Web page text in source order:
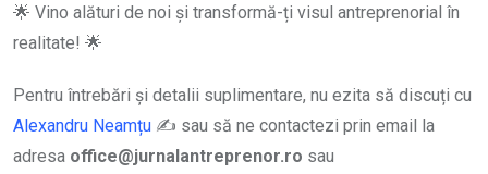
🌟 Vino alături de noi și transformă-ți visul antreprenorial în
realitate! 🌟
Pentru întrebări și detalii suplimentare, nu ezita să discuți cu
Alexandru Neamțu ✍️ sau să ne contactezi prin email la
adresa office@jurnalantreprenor.ro sau